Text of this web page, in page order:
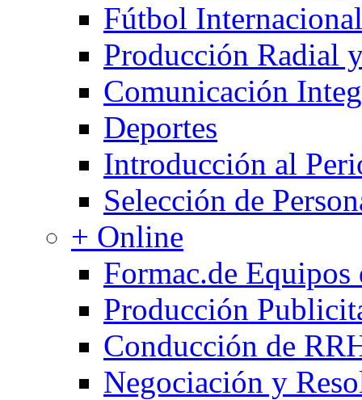
Fútbol Internacional
Producción Radial
Comunicación
Deportes
Introducción al
Selección de
+ Online
Formac.de
Producción
Conducción de
Negociación y